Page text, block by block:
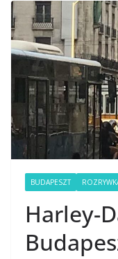
BUDAPESZT
Harley-